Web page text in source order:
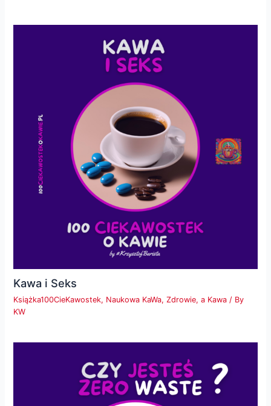
Kawa i Seks
Książka100CieKawostek, Naukowa KaWa,Zdrowie, a Kawa / By
KW